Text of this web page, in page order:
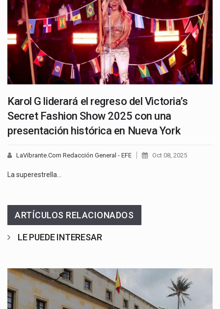
Karol G liderará el regreso del Victoria’s
Secret Fashion Show 2025 con una
presentación histórica en Nueva York
LaVibrante.Com Redacción General - EFE Oct 08, 2025
La superestrella…
ARTÍCULOS RELACIONADOS
LE PUEDE INTERESAR